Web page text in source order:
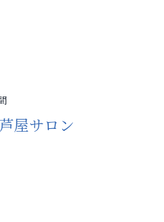
屋サロン